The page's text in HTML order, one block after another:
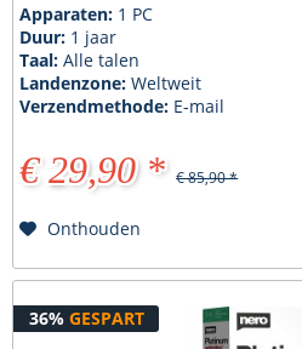
Apparaten: 1 PC
Duur: 1 jaar
Taal:Alle talen
Landenzone:Weltweit
Verzendmethode: E-mail
€ 29,90 * € 85,90 *
Onthouden
36% GESPART